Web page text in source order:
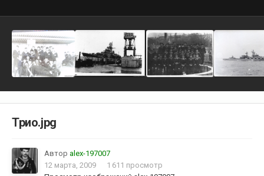
Трио.jpg
Автор alex-197007
12 марта, 2009
1 611 просмотр